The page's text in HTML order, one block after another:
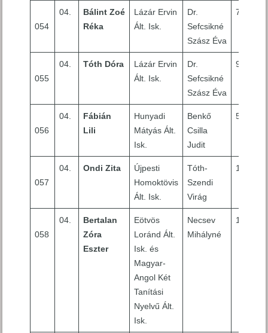
054
04.
Bálint Zoé
Réka
Lázár Ervin
Ált. Isk.
Dr.
Sefcsikné
Szász Éva
7
055
04. Tóth Dóra
Lázár Ervin
Ált. Isk.
Dr.
Sefcsikné
Szász Éva
9
056
04.
Fábián
Lili
Hunyadi
Mátyás Ált.
Isk.
Benkő
Csilla
Judit
5
057
04. Ondi Zita
Újpesti
Homoktövis
Ált. Isk.
Tóth-
Szendi
Virág
10
058
04.
Bertalan
Zóra
Eszter
Eötvös
Loránd Ált.
Isk. és
Magyar-
Angol Két
Tanítási
Nyelvű Ált.
Isk.
Necsev
Mihályné
10